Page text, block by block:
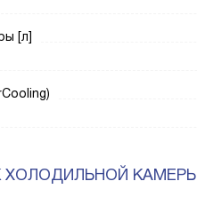
[л]
ХОЛОДИЛЬНОЙ КАМЕРЫ